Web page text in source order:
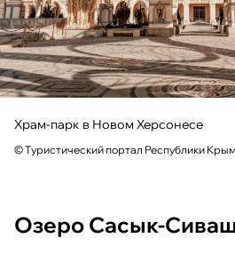
Храм-парк в Новом Херсонесе
© Туристический портал Республики
Озеро Сасык-